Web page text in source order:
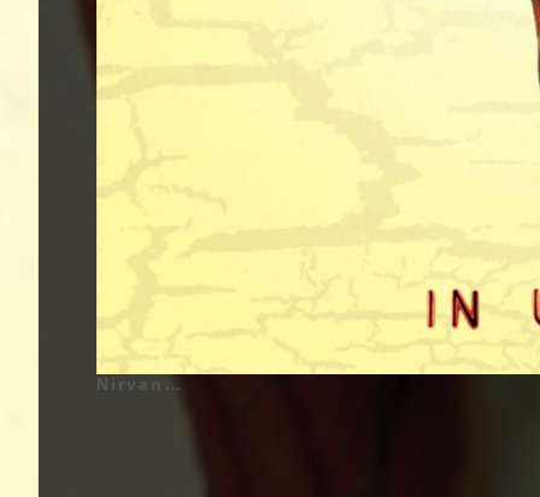
Nirvana - In Utero - 1993 | Kurt Cobain (Kurt Donald Cobain) - 20 Février 1967 - Aberdeen, Washington, États-Unis d'Amérique - Chant, Guitare (1987 - 1994), Krist Novoselic (Krist Anthony Novoselic) - 16 Mai 1965 - Compton, Californie, États-Unis d'Amérique - Guitare Basse (1987 - 1994), Dave Grohl (Dave Eric Grohl) - 14 Janvier 1969 - Warren, Ohio, États-Unis d'Amérique - Batterie, Chœurs (1990 - 1994) | Genre : Grunge, Rock Alternatif, Punk Rock, Noise Rock | Pochette d'Album